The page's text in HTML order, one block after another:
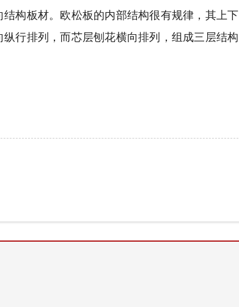
构板材。 欧松板的内部结构很有规律，其上下
行排列，而芯层刨花横向排列，组成三层结构